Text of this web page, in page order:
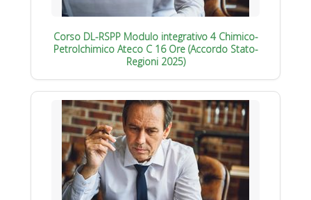
Corso DL-RSPP Modulo integrativo 4 Chimico-
Petrolchimico Ateco C 16 Ore (Accordo Stato-
Regioni 2025)